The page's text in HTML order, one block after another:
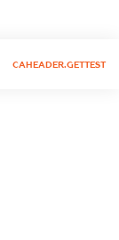
CAHEADER.GETTEST